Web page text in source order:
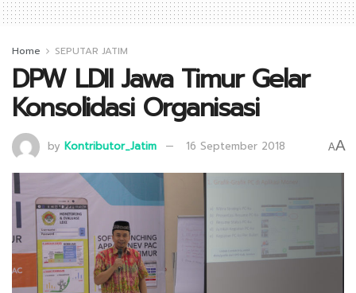
Home SEPUTAR JATIM
DPW LDII Jawa Timur Gelar
Konsolidasi Organisasi
by Kontributor_Jatim 16 September 2018 AA